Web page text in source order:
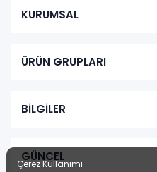
KURUMSAL
ÜRÜN GRUPLARI
BİLGİLER
GÜNCEL
Çerez Kullanımı